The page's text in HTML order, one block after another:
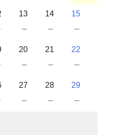
13
－
14
－
15
－
20
－
21
－
22
－
27
－
28
－
29
－